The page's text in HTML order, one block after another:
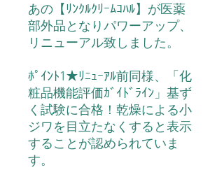
あの【ﾘﾝｸﾙｸﾘｰﾑｺﾊﾙ】が医薬
部外品となりパワーアップ、
リニューアル致しました。
ﾎﾟｲﾝﾄ1★ﾘﾆｭｰｱﾙ前同様、「化
粧品機能評価ｶﾞｲﾄﾞﾗｲﾝ」基ず
く試験に合格！乾燥による小
ジワを目立たなくすると表示
することが認められていま
す。